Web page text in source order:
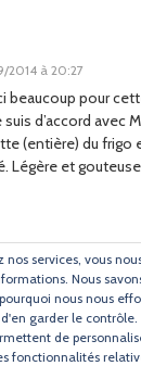
2014 à 20:27
beaucoup pour
suis d’accord avec
(entière) du frigo
Légère et
ajouté des
en cette
onctueuse et elle
doc cette
nos services, vous
Nous
nous nous
garder le contrôle.
de
fonctionnalités